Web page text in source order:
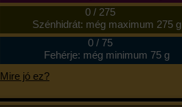
0/ 275
Szénhidrát: még maximum 275 g
0/ 75
Fehérje: még minimum 75 g
Mire jó ez?